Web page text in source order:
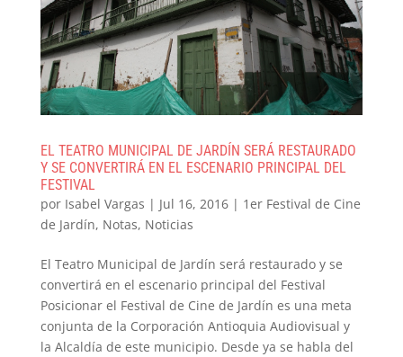
EL TEATRO MUNICIPAL DE JARDÍN SERÁ RESTAURADO
Y SE CONVERTIRÁ EN EL ESCENARIO PRINCIPAL DEL
FESTIVAL
por Isabel Vargas | Jul 16, 2016| 1er Festival de Cine
de Jardín, Notas, Noticias
El Teatro Municipal de Jardín será restaurado y se
convertirá en el escenario principal del Festival
Posicionar el Festival de Cine de Jardín es una meta
conjunta de la Corporación Antioquia Audiovisual y
la Alcaldía de este municipio. Desde ya se habla del